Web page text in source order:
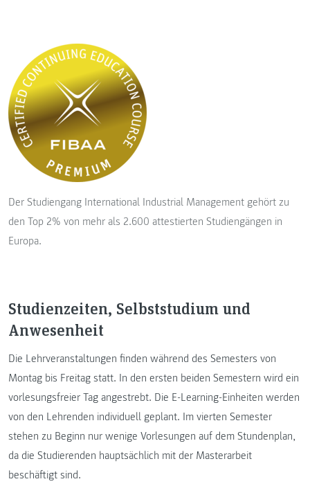
Der Studiengang International Industrial Management gehört zu
den Top 2% von mehr als 2.600 attestierten Studiengängen in
Europa.
Studienzeiten, Selbststudium und
Anwesenheit
Die Lehrveranstaltungen finden während des Semesters von
Montag bis Freitag statt. In den ersten beiden Semestern wird ein
vorlesungsfreier Tag angestrebt. Die E-Learning-Einheiten werden
von den Lehrenden individuell geplant. Im vierten Semester
stehen zu Beginn nur wenige Vorlesungen auf dem Stundenplan,
da die Studierenden hauptsächlich mit der Masterarbeit
beschäftigt sind.